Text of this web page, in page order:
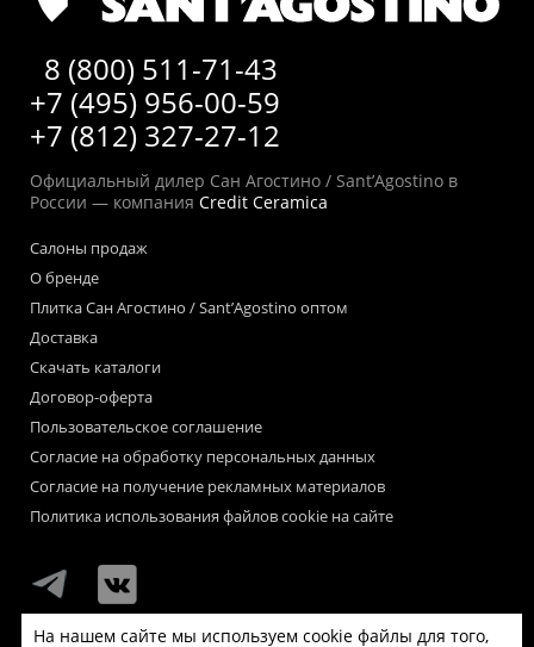
8 (800) 511-71-43
+7 (495) 956-00-59
+7 (812) 327-27-12
Официальный дилер Сан Агостино / Sant’Agostino в
России — компания Credit Ceramica
Салоны продаж
О бренде
Плитка Сан Агостино / Sant’Agostino оптом
Доставка
Скачать каталоги
Договор-оферта
Пользовательское соглашение
Согласие на обработку персональных данных
Согласие на получение рекламных материалов
Политика использования файлов cookie на сайте
На нашем сайте мы используем cookie файлы для того,